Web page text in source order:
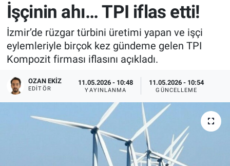
İşçinin ahı… TPI iflas etti!
İzmir’de rüzgar türbini üretimi yapan ve işçi
eylemleriyle birçok kez gündeme gelen TPI
Kompozit firması iflasını açıkladı.
OZAN EKIZ
EDITÖR
11.05.2026 - 10:48
YAYINLANMA
11.05.2026 - 10:54
GÜNCELLEME